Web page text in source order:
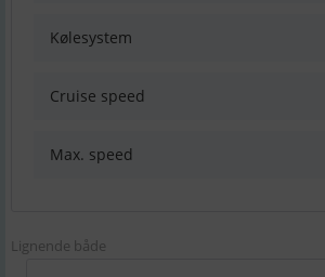
Kølesystem
Cruise speed
Max. speed
Lignende både